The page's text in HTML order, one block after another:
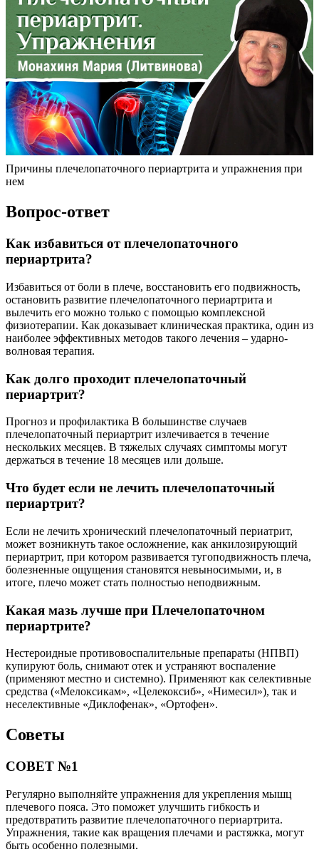
Причины плечелопаточного периартрита и упражнения при
нем
Вопрос-ответ
Как избавиться от плечелопаточного
периартрита?
Избавиться от боли в плече, восстановить его подвижность,
остановить развитие плечелопаточного периартрита и
вылечить его можно только с помощью комплексной
физиотерапии. Как доказывает клиническая практика, один из
наиболее эффективных методов такого лечения – ударно-
волновая терапия.
Как долго проходит плечелопаточный
периартрит?
Прогноз и профилактика В большинстве случаев
плечелопаточный периартрит излечивается в течение
нескольких месяцев. В тяжелых случаях симптомы могут
держаться в течение 18 месяцев или дольше.
Что будет если не лечить плечелопаточный
периартрит?
Если не лечить хронический плечелопаточный периатрит,
может возникнуть такое осложнение, как анкилозирующий
периартрит, при котором развивается тугоподвижность плеча,
болезненные ощущения становятся невыносимыми, и, в
итоге, плечо может стать полностью неподвижным.
Какая мазь лучше при Плечелопаточном
периартрите?
Нестероидные противовоспалительные препараты (НПВП)
купируют боль, снимают отек и устраняют воспаление
(применяют местно и системно). Применяют как селективные
средства («Мелоксикам», «Целекоксиб», «Нимесил»), так и
неселективные «Диклофенак», «Ортофен».
Советы
СОВЕТ №1
Регулярно выполняйте упражнения для укрепления мышц
плечевого пояса. Это поможет улучшить гибкость и
предотвратить развитие плечелопаточного периартрита.
Упражнения, такие как вращения плечами и растяжка, могут
быть особенно полезными.